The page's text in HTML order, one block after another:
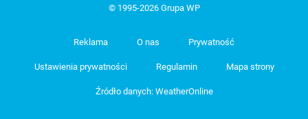
© 1995-2026 Grupa WP
Reklama O nas Prywatność
Ustawienia prywatności Regulamin Mapa strony
Źródło danych: WeatherOnline